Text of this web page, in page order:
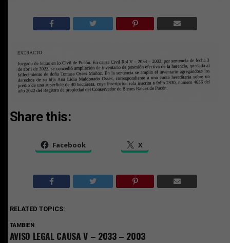
Share this:
Facebook X
RELATED TOPICS:
TAMBIEN
AVISO LEGAL CAUSA V – 2033 – 2003